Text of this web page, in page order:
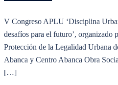
V Congreso APLU ‘Disciplina
desafíos para el futuro’, organizado
Protección de la Legalidad Urbana
Abanca y Centro Abanca Obra
[…]